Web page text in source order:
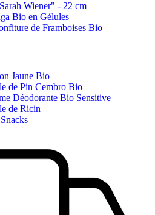
Wiener" - 22 cm
Bio en Gélules
de Framboises Bio
Jaune Bio
de Pin Cembro Bio
Déodorante Bio Sensitive
de Ricin